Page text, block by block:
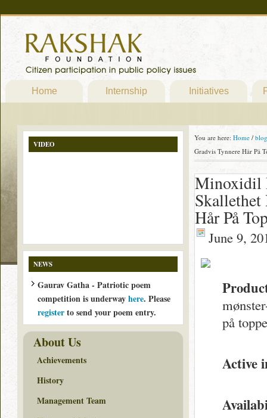
Home Internship Initiatives
You are here: Home / blog
Gradvis Tynnere Hår På
Minoxidil
Skallethet
Hår På
June 9,
på
Active
VIDEO
NEWS
Gaurav Gatha - Patriotic poem
competition is underwayhere. Please
registerto send your poem entry.
About Us
Achievements
History
Management Team